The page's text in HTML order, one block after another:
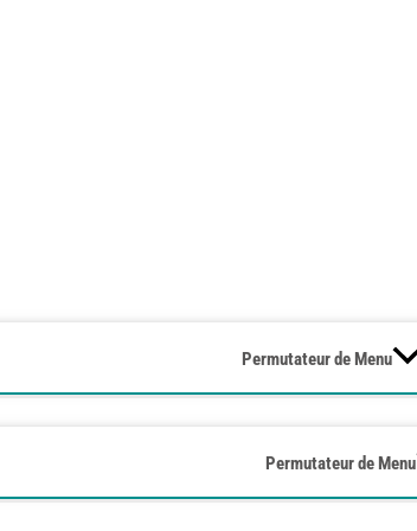
Permutateur de Menu
Permutateur de Menu